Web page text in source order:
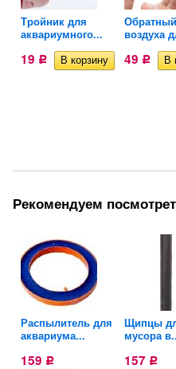
Тройник для
аквариумного...
19 Р
воздуха
49 Р
Рекомендуем
Распылитель для
аквариума...
159 Р
Щипцы
мусора
157 Р